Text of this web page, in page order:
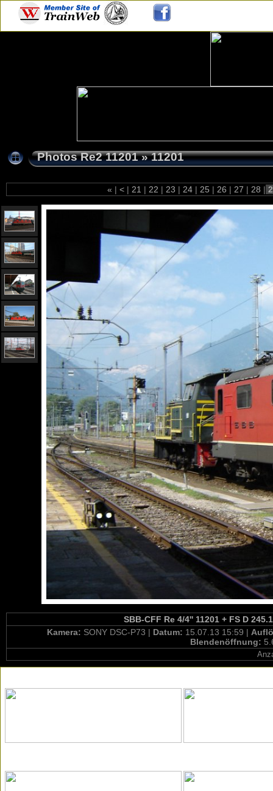
Photos Re2 11201»11201
« | < | 21 | 22 | 23 | 24 | 25 | 26 | 27 | 28 |
SBB-CFF Re 4/4'' 11201 + FS D
Kamera: SONY DSC-P73 | Datum: 15.07.13 15:59 |
Blendenöffnung: